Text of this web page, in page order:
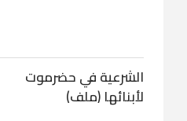
الشرعية في حضرموت
لأبنائها (ملف)